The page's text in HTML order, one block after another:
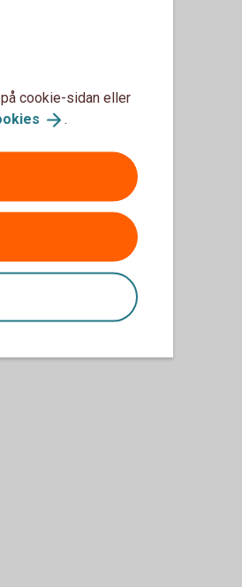
cookie-sidan eller
.